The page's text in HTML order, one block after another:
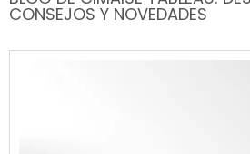
CONSEJOS Y NOVEDADES